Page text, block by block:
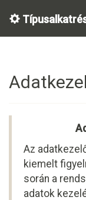
Az
kiemelt
során a
adatok